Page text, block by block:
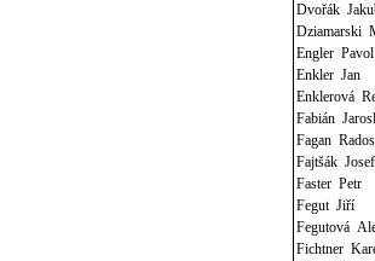
Dvořák
Dziamarski
Engler Pavol
Enkler Jan
Enklerová
Fabián
Fagan
Fajtšák Josef
Faster Petr
Fegut Jiří
Fegutová
Fichtner